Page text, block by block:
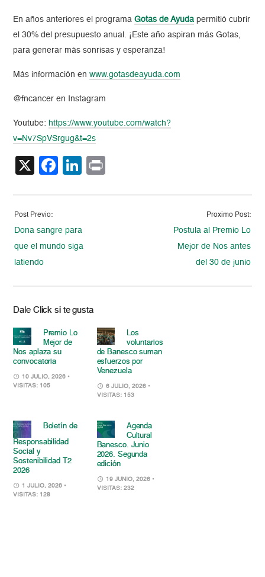
En años anteriores el programaGotas de Ayuda permitió cubrir
el 30% del presupuesto anual. ¡Este año aspiran más Gotas,
para generar más sonrisas y esperanza!
Más información enwww.gotasdeayuda.com
@fncancer en Instagram
Youtube: https://www.youtube.com/watch?
v=Nv7SpVSrgug&t=2s
X Facebook
LinkedIn
Post Previo:
Dona sangre para
que el mundo siga
latiendo
Proximo Post:
Postula al Premio Lo
Mejor de Nos antes
del 30 de junio
Dale Click si te gusta
Premio Lo
Mejor de
Nos aplaza su
convocatoria
10 JULIO, 2026 •
VISITAS: 105
Los
voluntarios
de Banesco suman
esfuerzos por
Venezuela
6 JULIO, 2026 •
VISITAS: 153
Boletín de
Responsabilidad
Social y
Sostenibilidad T2
2026
1 JULIO, 2026 •
VISITAS: 128
Agenda
Cultural
Banesco. Junio
2026. Segunda
edición
19 JUNIO, 2026 •
VISITAS: 232